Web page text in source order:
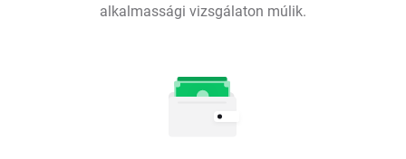
alkalmassági vizsgálaton múlik.